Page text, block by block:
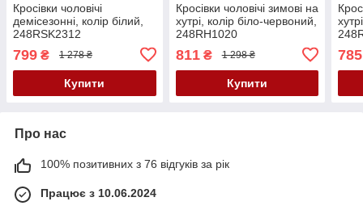
Кросівки чоловічі
демісезонні, колір білий,
248RSK2312
799 ₴ 1 278 ₴
Купити
Кросівки чоловічі зимові на
хутрі, колір біло-червоний,
248RH1020
811₴ 1 298 ₴
Купити
785
Про нас
100% позитивних з 76 відгуків за рік
Працює з 10.06.2024